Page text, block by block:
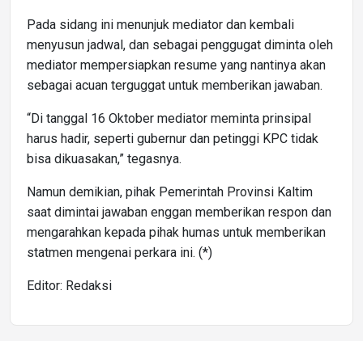
Pada sidang ini menunjuk mediator dan kembali
menyusun jadwal, dan sebagai penggugat diminta oleh
mediator mempersiapkan resume yang nantinya akan
sebagai acuan terguggat untuk memberikan jawaban.
“Di tanggal 16 Oktober mediator meminta prinsipal
harus hadir, seperti gubernur dan petinggi KPC tidak
bisa dikuasakan,” tegasnya.
Namun demikian, pihak Pemerintah Provinsi Kaltim
saat dimintai jawaban enggan memberikan respon dan
mengarahkan kepada pihak humas untuk memberikan
statmen mengenai perkara ini. (*)
Editor: Redaksi